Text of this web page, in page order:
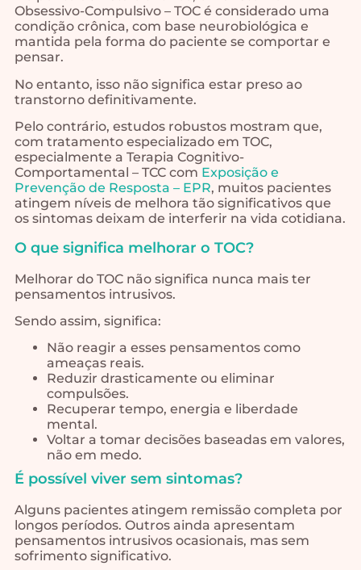
Obsessivo-Compulsivo – TOC é considerado uma
condição crônica, com base neurobiológica e
mantida pela forma do paciente se comportar e
pensar.
No entanto, isso não significa estar preso ao
transtorno definitivamente.
Pelo contrário, estudos robustos mostram que,
com tratamento especializado em TOC,
especialmente a Terapia Cognitivo-
Comportamental – TCC com Exposição e
Prevenção de Resposta – EPR, muitos pacientes
atingem níveis de melhora tão significativos que
os sintomas deixam de interferir na vida cotidiana.
O que significa melhorar o TOC?
Melhorar do TOC não significa nunca mais ter
pensamentos intrusivos.
Sendo assim, significa:
Não reagir a esses pensamentos como
ameaças reais.
Reduzir drasticamente ou eliminar
compulsões.
Recuperar tempo, energia e liberdade
mental.
Voltar a tomar decisões baseadas em valores,
não em medo.
É possível viver sem sintomas?
Alguns pacientes atingem remissão completa por
longos períodos. Outros ainda apresentam
pensamentos intrusivos ocasionais, mas sem
sofrimento significativo.